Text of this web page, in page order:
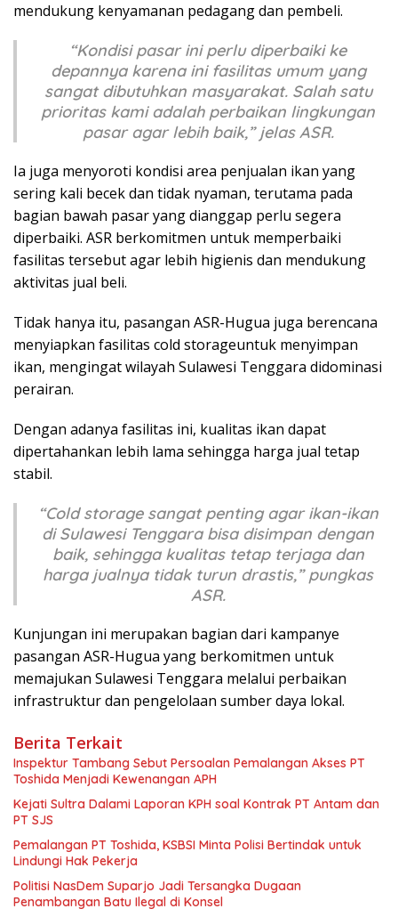
mendukung kenyamanan pedagang dan pembeli.
“Kondisi pasar ini perlu diperbaiki ke
depannya karena ini fasilitas umum yang
sangat dibutuhkan masyarakat. Salah satu
prioritas kami adalah perbaikan lingkungan
pasar agar lebih baik,” jelas ASR.
Ia juga menyoroti kondisi area penjualan ikan yang
sering kali becek dan tidak nyaman, terutama pada
bagian bawah pasar yang dianggap perlu segera
diperbaiki. ASR berkomitmen untuk memperbaiki
fasilitas tersebut agar lebih higienis dan mendukung
aktivitas jual beli.
Tidak hanya itu, pasangan ASR-Hugua juga berencana
menyiapkan fasilitas cold storageuntuk menyimpan
ikan, mengingat wilayah Sulawesi Tenggara didominasi
perairan.
Dengan adanya fasilitas ini, kualitas ikan dapat
dipertahankan lebih lama sehingga harga jual tetap
stabil.
“Cold storagesangat penting agar ikan-ikan
di Sulawesi Tenggara bisa disimpan dengan
baik, sehingga kualitas tetap terjaga dan
harga jualnya tidak turun drastis,” pungkas
ASR.
Kunjungan ini merupakan bagian dari kampanye
pasangan ASR-Hugua yang berkomitmen untuk
memajukan Sulawesi Tenggara melalui perbaikan
infrastruktur dan pengelolaan sumber daya lokal.
Berita Terkait
Inspektur Tambang Sebut Persoalan Pemalangan Akses PT
Toshida Menjadi Kewenangan APH
Kejati Sultra Dalami Laporan KPH soal Kontrak PT Antam dan
PT SJS
Pemalangan PT Toshida, KSBSI Minta Polisi Bertindak untuk
Lindungi Hak Pekerja
Politisi NasDem Suparjo Jadi Tersangka Dugaan
Penambangan Batu Ilegal di Konsel